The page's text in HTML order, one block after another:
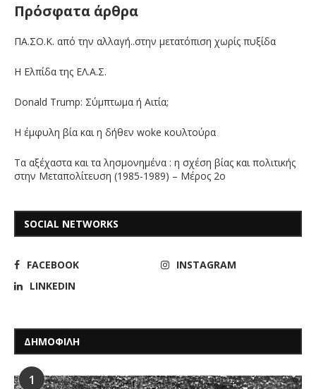
Πρόσφατα άρθρα
ΠΑ.ΣΟ.Κ. από την αλλαγή..στην μετατόπιση χωρίς πυξίδα
Η Ελπίδα της ΕΛ.Α.Σ.
Donald Trump: Σύμπτωμα ή Αιτία;
Η έμφυλη βία και η δήθεν woke κουλτούρα
Τα αξέχαστα και τα λησμονημένα : η σχέση βίας και πολιτικής
στην Μεταπολίτευση (1985-1989) – Μέρος 2ο
SOCIAL NETWORKS
FACEBOOK
INSTAGRAM
LINKEDIN
ΔΗΜΟΦΙΛΗ
1